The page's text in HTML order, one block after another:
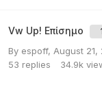
Vw Up! Επίσημο
By espoff, August 21,
53 replies 34.9k